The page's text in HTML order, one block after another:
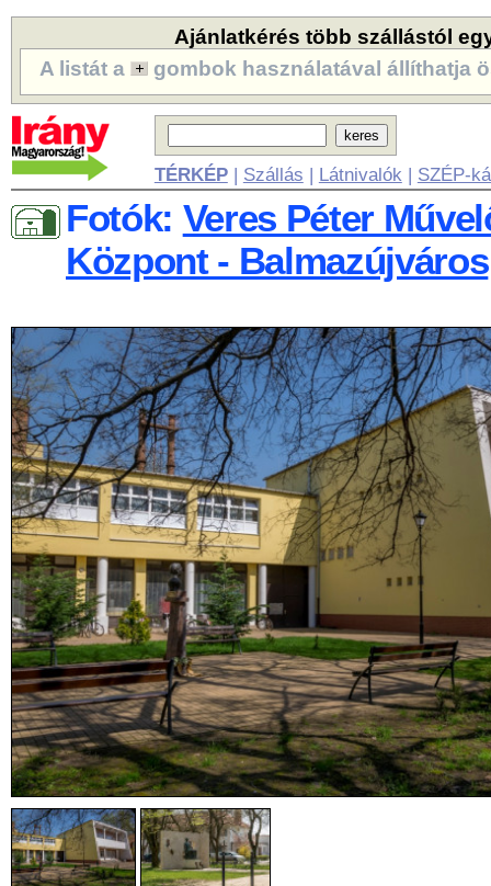
Ajánlatkérés több szállástól
A listát a
gombok használatával állíthatja
TÉRKÉP| Szállás | Látnivalók | SZÉP-
Fotók: Veres Péter
Központ - Balmazújváros